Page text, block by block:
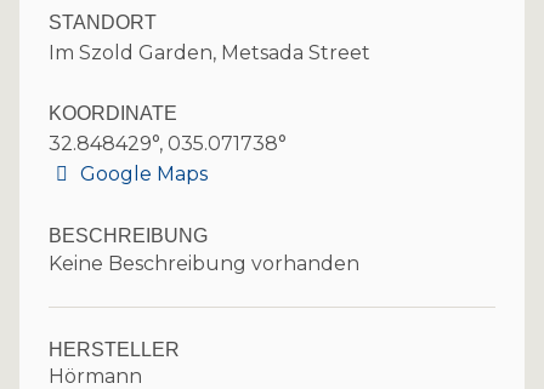
STANDORT
Im Szold Garden, Metsada Street
KOORDINATE
32.848429°, 035.071738°
Google Maps
BESCHREIBUNG
Keine Beschreibung vorhanden
HERSTELLER
Hörmann